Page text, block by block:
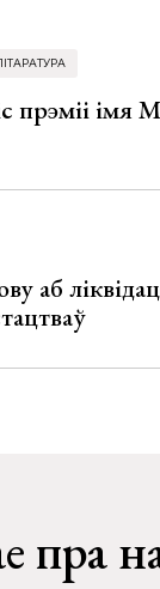
прэміі імя
аб
пра